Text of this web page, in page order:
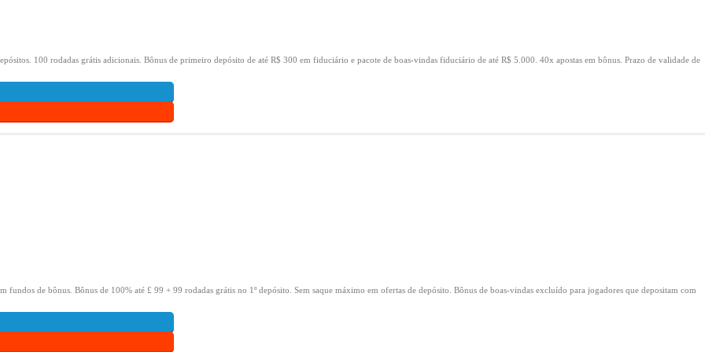
100 rodadas grátis adicionais. Bônus de primeiro depósito de até R$ 300 em fiduciário e pacote de boas-vindas fiduciário de até R$ 5.000. 40x apostas em bônus. Prazo de validade de
fundos de bônus. Bônus de 100% até £ 99 + 99 rodadas grátis no 1º depósito. Sem saque máximo em ofertas de depósito. Bônus de boas-vindas excluído para jogadores que depositam com